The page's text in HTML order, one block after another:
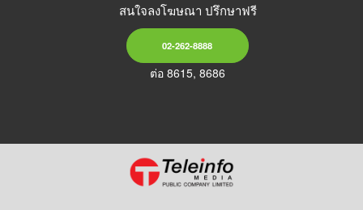
สนใจลงโฆษณา ปรึกษาฟรี
02-262-8888
ต่อ 8615, 8686